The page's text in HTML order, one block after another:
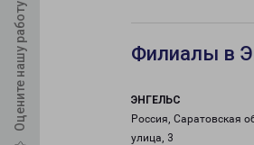
Оцените нашу работу Филиалы в
ЭНГЕЛЬС
Россия, Саратовская
улица, 3